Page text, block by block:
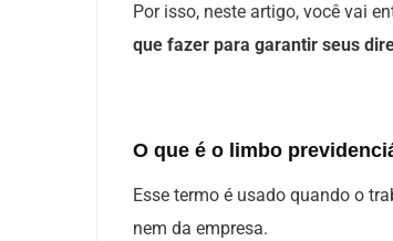
Por isso, neste artigo, você vai
que fazer para garantir seus
O que é o limbo
Esse termo é usado quando o
nem da empresa.